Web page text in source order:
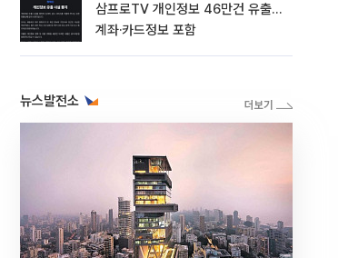
삼프로TV 개인정보 46만건 유출…
계좌·카드정보 포함
뉴스발전소